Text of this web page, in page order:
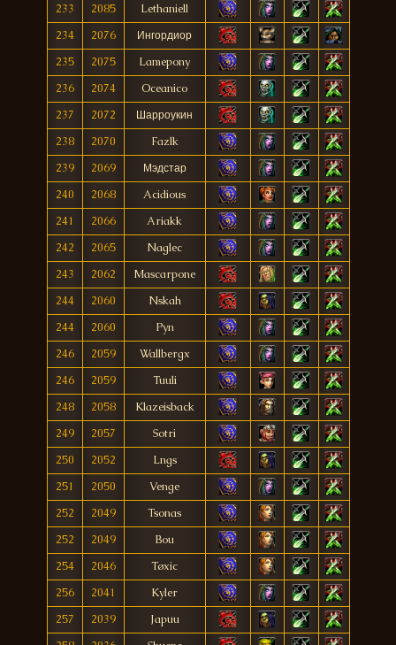
233
2085
Lethaniell
234
2076
Ингордиор
235
2075
Lamepony
236
2074
Oceanico
237
2072
Шарроукин
238
2070
Fazlk
239
2069
Мэдстар
240
2068
Acidious
241
2066
Ariakk
242
2065
Naglec
243
2062
Mascarpone
244
2060
Nskah
244
2060
Pyn
246
2059
Wallbergx
246
2059
Tuuli
248
2058
Klazeisback
249
2057
Sotri
250
2052
Lngs
251
2050
Venge
252
2049
Tsonas
252
2049
Bou
254
2046
Tøxic
256
2041
Kyler
257
2039
Japuu